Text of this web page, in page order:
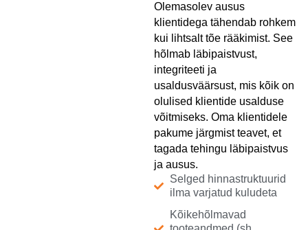
Olemasolev ausus
klientidega tähendab rohkem
kui lihtsalt tõe rääkimist. See
hõlmab läbipaistvust,
integriteeti ja
usaldusväärsust, mis kõik on
olulised klientide usalduse
võitmiseks. Oma klientidele
pakume järgmist teavet, et
tagada tehingu läbipaistvus
ja ausus.
Selged hinnastruktuurid
ilma varjatud kuludeta
Kõikehõlmavad